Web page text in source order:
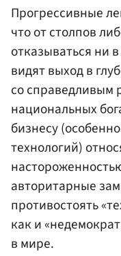
Прогрессивные
что от столпов
отказываться ни
видят выход в
со справедливым
национальных
бизнесу
технологий)
авторитарные
противостоять
как и
в мире.